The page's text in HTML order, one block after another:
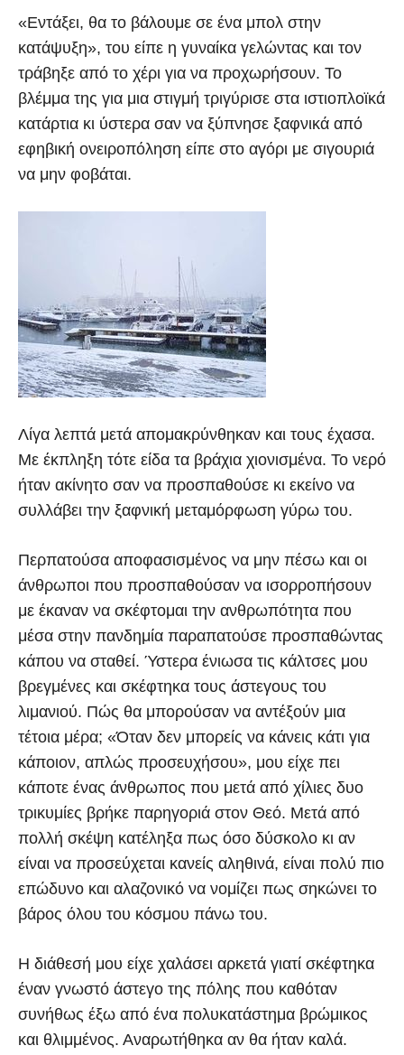
«Εντάξει, θα το βάλουμε σε ένα μπολ στην
κατάψυξη», του είπε η γυναίκα γελώντας και τον
τράβηξε από το χέρι για να προχωρήσουν. Το
βλέμμα της για μια στιγμή τριγύρισε στα ιστιοπλοϊκά
κατάρτια κι ύστερα σαν να ξύπνησε ξαφνικά από
εφηβική ονειροπόληση είπε στο αγόρι με σιγουριά
να μην φοβάται.
Λίγα λεπτά μετά απομακρύνθηκαν και τους έχασα.
Με έκπληξη τότε είδα τα βράχια χιονισμένα. Το νερό
ήταν ακίνητο σαν να προσπαθούσε κι εκείνο να
συλλάβει την ξαφνική μεταμόρφωση γύρω του.
Περπατούσα αποφασισμένος να μην πέσω και οι
άνθρωποι που προσπαθούσαν να ισορροπήσουν
με έκαναν να σκέφτομαι την ανθρωπότητα που
μέσα στην πανδημία παραπατούσε προσπαθώντας
κάπου να σταθεί. Ύστερα ένιωσα τις κάλτσες μου
βρεγμένες και σκέφτηκα τους άστεγους του
λιμανιού. Πώς θα μπορούσαν να αντέξούν μια
τέτοια μέρα; «Όταν δεν μπορείς να κάνεις κάτι για
κάποιον, απλώς προσευχήσου», μου είχε πει
κάποτε ένας άνθρωπος που μετά από χίλιες δυο
τρικυμίες βρήκε παρηγοριά στον Θεό. Μετά από
πολλή σκέψη κατέληξα πως όσο δύσκολο κι αν
είναι να προσεύχεται κανείς αληθινά, είναι πολύ πιο
επώδυνο και αλαζονικό να νομίζει πως σηκώνει το
βάρος όλου του κόσμου πάνω του.
Η διάθεσή μου είχε χαλάσει αρκετά γιατί σκέφτηκα
έναν γνωστό άστεγο της πόλης που καθόταν
συνήθως έξω από ένα πολυκατάστημα βρώμικος
και θλιμμένος. Αναρωτήθηκα αν θα ήταν καλά.